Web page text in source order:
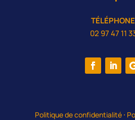
TÉLÉPHONE
02 97 47 11
Politique de confidentialité ⋅